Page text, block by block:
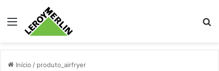
Menu
Início / produto_airfryer